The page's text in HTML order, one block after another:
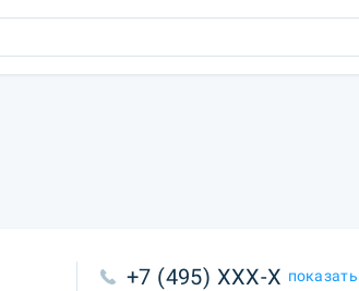
+7 (495) XXX-X показать